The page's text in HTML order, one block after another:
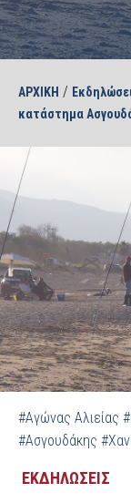
ΑΡΧΙΚΗ /
κατάστημα
#Αγώνας Αλιείας
#Ασγουδάκης
ΕΚΔΗΛΩΣΕΙΣ